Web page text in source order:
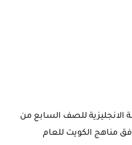
الانجليزية للصف السابع من
وفق مناهج الكويت للعام